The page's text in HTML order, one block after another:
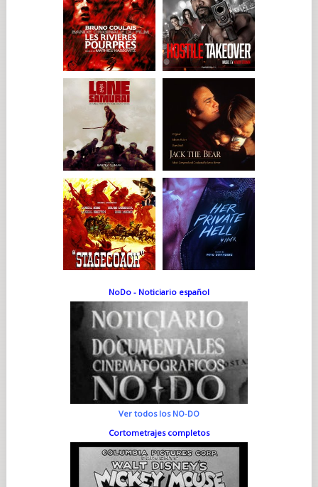
NoDo - Noticiario español
Ver todos los NO-DO
Cortometrajes completos